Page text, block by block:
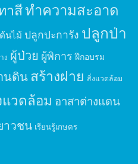
าสีทำความสะอาด
นไม้ ปลูกปะการัง ปลูกป่า
ง ผู้ป่วย ผู้พิการ ฝึกอบรม
นดินสร้างฝาย สิ่งแวดล้อม
วดล้อม อาสาต่างแดน
าวชน เรียนรู้เกษตร